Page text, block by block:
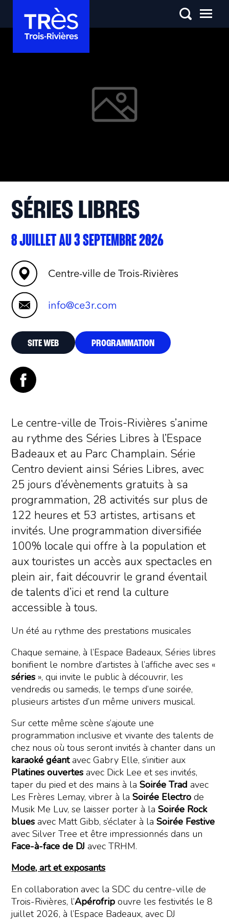
Le centre-ville de Trois-Rivières s’anime
au rythme des Séries Libres à l’Espace
Badeaux et au Parc Champlain. Série
Centro devient ainsi Séries Libres, avec
25 jours d’évènements gratuits à sa
programmation, 28 activités sur plus de
122 heures et 53 artistes, artisans et
invités. Une programmation diversifiée
100% locale qui offre à la population et
aux touristes un accès aux spectacles en
plein air, fait découvrir le grand éventail
de talents d’ici et rend la culture
accessible à tous.
Un été au rythme des prestations musicales
Chaque semaine, à l’Espace Badeaux, Séries libres
bonifient le nombre d’artistes à l’affiche avec ses «
séries », qui invite le public à découvrir, les
vendredis ou samedis, le temps d’une soirée,
plusieurs artistes d’un même univers musical.
Sur cette même scène s’ajoute une
programmation inclusive et vivante des talents de
chez nous où tous seront invités à chanter dans un
karaoké géantavec Gabry Elle, s’initier aux
Platines ouvertes avec Dick Lee et ses invités,
taper du pied et des mains à laSoirée Trad avec
Les Frères Lemay, vibrer à laSoirée Electro de
Musik Me Luv, se laisser porter à laSoirée Rock
blues avec Matt Gibb, s’éclater à laSoirée Festive
avec Silver Tree et être impressionnés dans un
Face-à-face de DJ avec TRHM.
Mode, art et exposants
En collaboration avec la SDC du centre-ville de
Trois-Rivières, l’Apérofripouvre les festivités le 8
juillet 2026, à l’Espace Badeaux, avec DJ
SÉRIES LIBRES
8 JUILLET AU 3 SEPTEMBRE 2026
Centre-ville de Trois-Rivières
info@ce3r.com
SITE WEB PROGRAMMATION